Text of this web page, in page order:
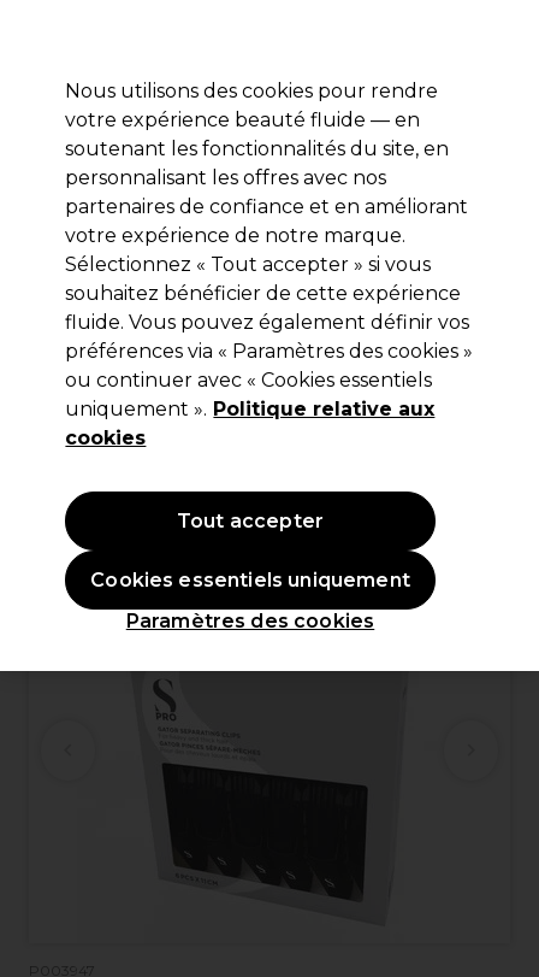
Se connecter
Marques Bons plans Coiffure Electro et Matériel
Livraison et délais
lire la suite
S-PRO
S-PRO Pinces sépare-mèches forte
11cm - 6pcs
(4)
7,75 €Hors TVA
P003947
Nous utilisons des cookies pour rendre
votre expérience beauté fluide — en
soutenant les fonctionnalités du site, en
personnalisant les offres avec nos
partenaires de confiance et en améliorant
votre expérience de notre marque.
Sélectionnez « Tout accepter » si vous
souhaitez bénéficier de cette expérience
fluide. Vous pouvez également définir vos
préférences via « Paramètres des cookies »
ou continuer avec « Cookies essentiels
uniquement ». Politique relative aux
cookies
Paramètres des cookies
Cookies essentiels uniquement
Tout accepter